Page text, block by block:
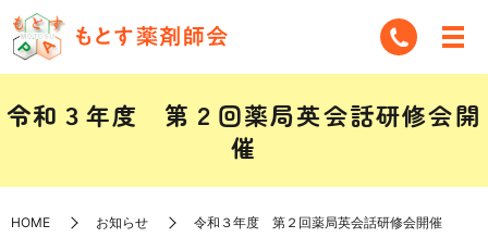
令和３年度 第２回薬局英会話研修会開
催
HOME お知らせ 令和３年度 第２回薬局英会話研修会開催